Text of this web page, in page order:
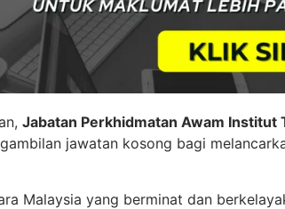
Jabatan Perkhidmatan Awam Institut
jawatan kosong bagi
Malaysia yang berminat dan